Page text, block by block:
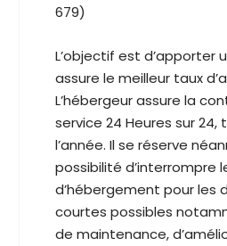
679)
L’objectif est d’apporter
assure le meilleur taux
L’hébergeur assure la
service 24 Heures sur 24,
l’année. Il se réserve
possibilité d’interrompre
d’hébergement pour les
courtes possibles
de maintenance,